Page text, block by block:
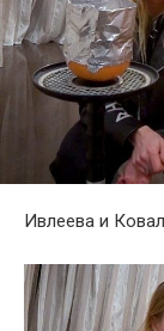
Ивлеева и